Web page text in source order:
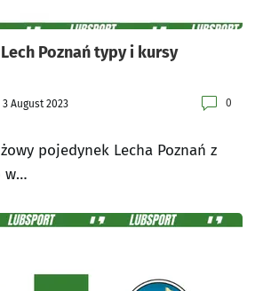
Poznań typy i kursy
3 August 2023 0
pojedynek Lecha Poznań z
w…